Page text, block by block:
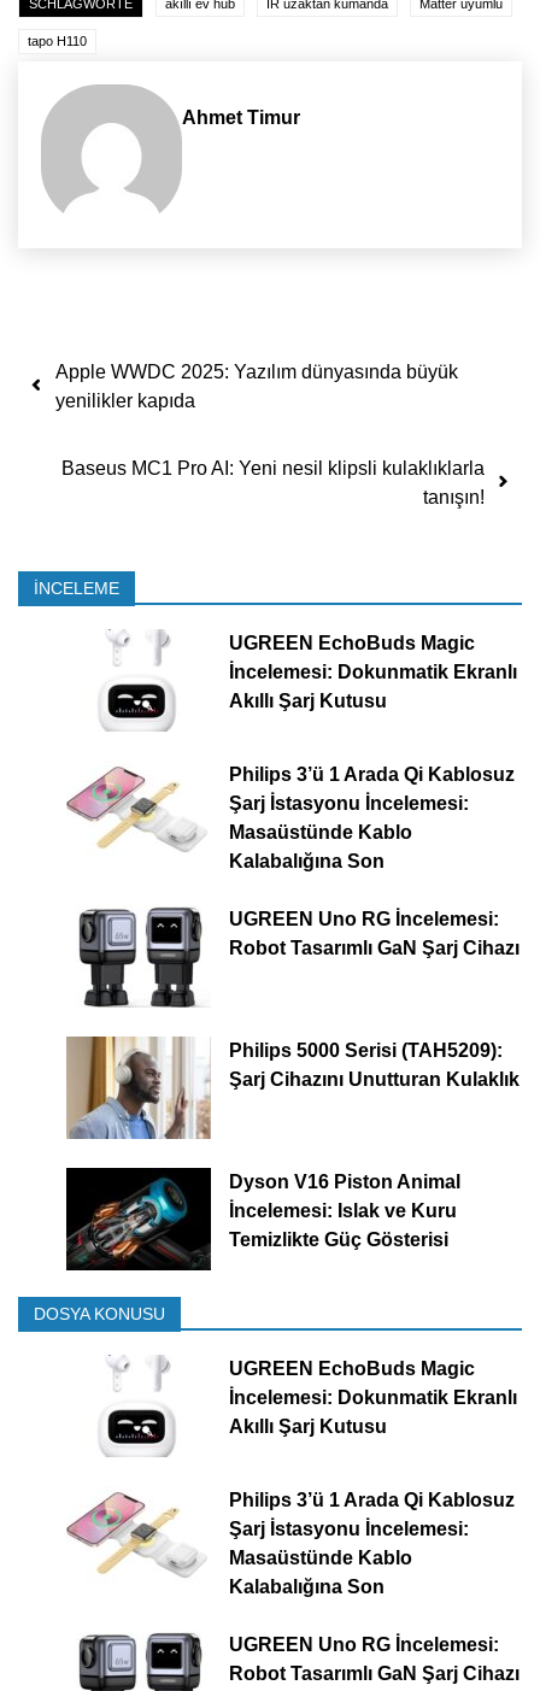
SCHLAGWORTE akıllı ev hub IR uzaktan kumanda Matter uyumlu
tapo H110
Ahmet Timur
Yazı dolaşımı
Apple WWDC 2025: Yazılım dünyasında büyük
yenilikler kapıda
Baseus MC1 Pro AI: Yeni nesil klipsli kulaklıklarla
tanışın!
İNCELEME
UGREEN EchoBuds Magic
İncelemesi: Dokunmatik Ekranlı
Akıllı Şarj Kutusu
Philips 3’ü 1 Arada Qi Kablosuz
Şarj İstasyonu İncelemesi:
Masaüstünde Kablo
Kalabalığına Son
UGREEN Uno RG İncelemesi:
Robot Tasarımlı GaN Şarj Cihazı
Philips 5000 Serisi (TAH5209):
Şarj Cihazını Unutturan Kulaklık
Dyson V16 Piston Animal
İncelemesi: Islak ve Kuru
Temizlikte Güç Gösterisi
DOSYA KONUSU
UGREEN EchoBuds Magic
İncelemesi: Dokunmatik Ekranlı
Akıllı Şarj Kutusu
Philips 3’ü 1 Arada Qi Kablosuz
Şarj İstasyonu İncelemesi:
Masaüstünde Kablo
Kalabalığına Son
UGREEN Uno RG İncelemesi:
Robot Tasarımlı GaN Şarj Cihazı